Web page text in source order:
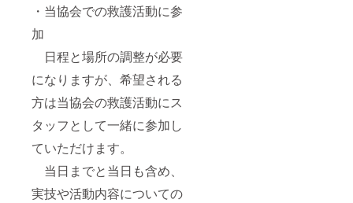
・当協会での救護活動に参
加
日程と場所の調整が必要
になりますが、希望される
方は当協会の救護活動にス
タッフとして一緒に参加し
ていただけます。
当日までと当日も含め、
実技や活動内容についての